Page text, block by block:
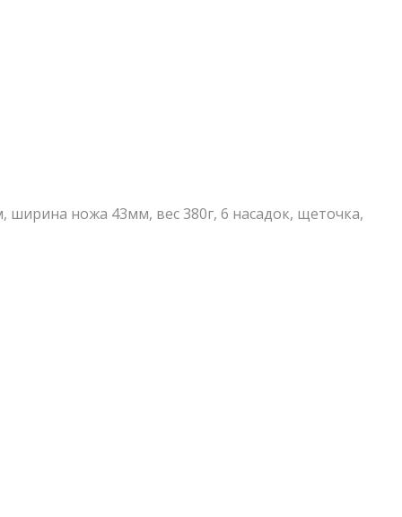
ножа 43мм, вес 380г, 6 насадок, щеточка,